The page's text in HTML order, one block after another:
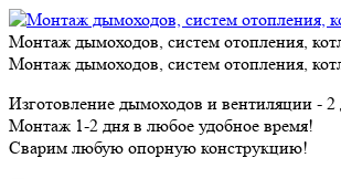
Skip
to
content
Монтаж дымоходов, систем отопления,
Монтаж дымоходов, систем отопления,
Изготовление дымоходов и вентиляции - 2
Монтаж 1-2 дня в любое удобное время!
Сварим любую опорную конструкцию!